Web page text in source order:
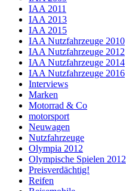
IAA 2011
IAA 2013
IAA 2015
IAA Nutzfahrzeuge 2010
IAA Nutzfahrzeuge 2012
IAA Nutzfahrzeuge 2014
IAA Nutzfahrzeuge 2016
Interviews
Marken
Motorrad & Co
motorsport
Neuwagen
Nutzfahrzeuge
Olympia 2012
Olympische Spielen 2012
Preisverdächtig!
Reifen